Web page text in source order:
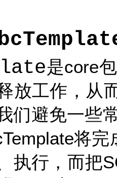
是core
放工作，从
们避免一些
将
执行，而把